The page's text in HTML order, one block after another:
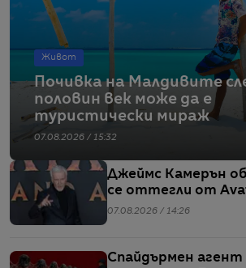
Живот
Почивка на Малдивите
половин век може да е
туристически мираж
07.08.2026 / 15:32
Джеймс Камерън
се оттегли от
07.08.2026 / 14:26
Спайдърмен агент